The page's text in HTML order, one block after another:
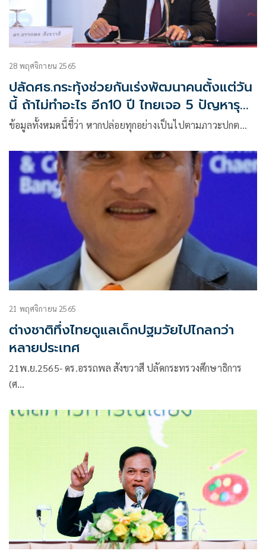
28 พฤศจิกายน 2565
ปลัดศธ.กระทุ้งช่วยกันเร่งพัฒนาคนตั้งแต่วัน
นี้ ถ้าไม่ทำอะไร อีก10 ปี ไทยเจอ 5 ปัญหารุม
เร้าหนัก
ข้อมูลทั้งหมดนี้ชี้ว่า หากปล่อยทุกอย่างเป็นไปตามภาวะปกต…
21 พฤศจิกายน 2565
ต่างชาติทึ่งไทยดูแลเด็กปฐมวัยไปไกลกว่า
หลายประเทศ
21พ.ย.2565- ดร.อรรถพล สังขวาสี ปลัดกระทรวงศึกษาธิการ
(ศ…